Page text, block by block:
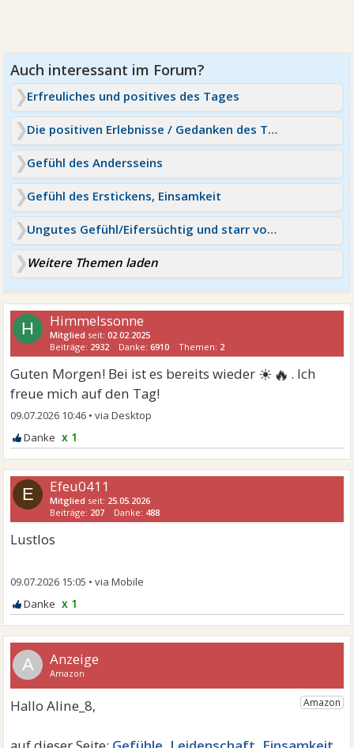
Erfreuliches und positives des Tages
Die positiven Erlebnisse / Gedanken des Tages
Gefühl des Andersseins
Gefühl des Erstickens, Einsamkeit
Ungutes Gefühl/Eifersüchtig und starr vor Angst
Weitere Themen laden
H Himmelssonne
Mitglied seit:02.02.2025
Beiträge: 2932 Danke:6910 Themen: 2
Guten Morgen! Bei ist es bereits wieder ☀🔥 . Ich
freue mich auf den Tag!
09.07.2026 10:46 •
x 1
E Efeu0411
Mitglied seit: 25.05.2026
Beiträge: 207 Danke: 488
Lustlos
09.07.2026 15:05 •
x 1
A